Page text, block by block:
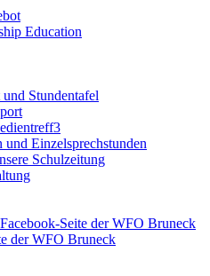
Education
Stundentafel
und Einzelsprechstunden
Schulzeitung